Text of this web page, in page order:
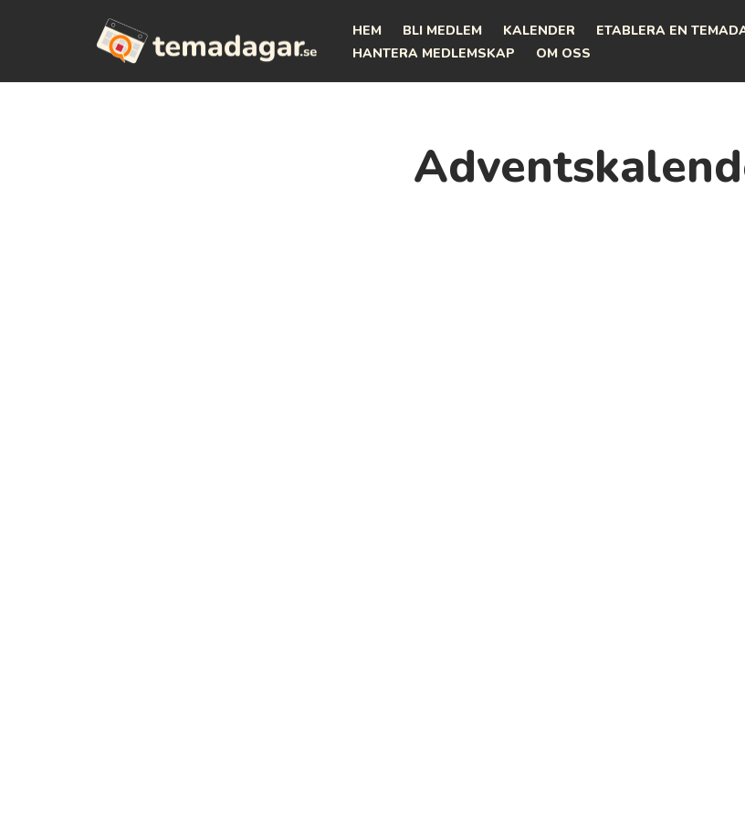
HEM BLI MEDLEM KALENDER ETABLERA EN
HANTERA MEDLEMSKAP
OM OSS